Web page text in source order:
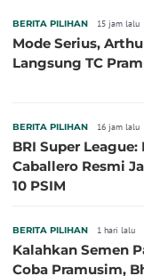
BERITA PILIHAN 15 jam lalu
Mode Serius,
Langsung TC
BERITA PILIHAN 16 jam lalu
BRI Super League:
Caballero Resmi
10 PSIM
BERITA PILIHAN 1 hari lalu
Kalahkan Semen
Coba Pramusim,